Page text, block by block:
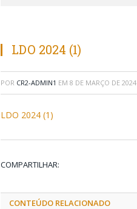
LDO 2024 (1)
POR CR2-ADMIN1 EM 8 DE MARÇO DE 2024
LDO 2024 (1)
COMPARTILHAR:
CONTEÚDO RELACIONADO